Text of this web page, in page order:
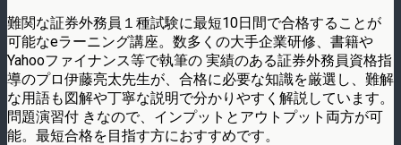
難関な証券外務員１種試験に最短10日間で合格することが
可能なeラーニング講座。数多くの大手企業研修、書籍や
Yahooファイナンス等で執筆の 実績のある証券外務員資格指
導のプロ伊藤亮太先生が、合格に必要な知識を厳選し、難解
な用語も図解や丁寧な説明で分かりやすく解説しています。
問題演習付 きなので、インプットとアウトプット両方が可
能。最短合格を目指す方におすすめです。